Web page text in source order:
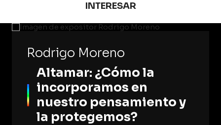
INTERESAR
Rodrigo Moreno
Altamar: ¿Cómo la
incorporamos en
nuestro pensamiento y
la protegemos?